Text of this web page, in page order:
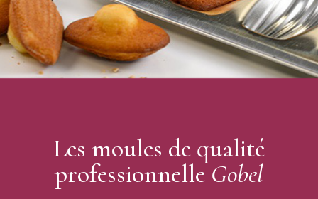
Les moules de qualité
professionnelleGobel